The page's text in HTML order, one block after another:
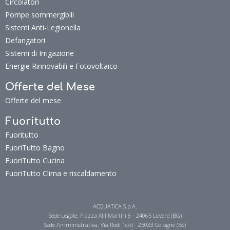
Pompe sommergibili
Sistemi Anti-Legionella
Defangatori
Sistemi di Irrigazione
Energie Rinnovabili e Fotovoltaico
Offerte del Mese
Offerte del mese
Fuoritutto
Fuoritutto
FuoriTutto Bagno
FuoriTutto Cucina
FuoriTutto Clima e riscaldamento
ACQUATICA S.p.A.
Sede Legale: Piazza XIII Martiri 8 - 24065 Lovere (BG)
Sede Amministrativa: Via Rodi 1c/d - 25033 Cologne (BS)